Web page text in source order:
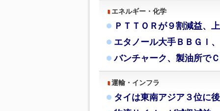
エネルギー・化学
ＰＴＴＯＲが９割減益、
エタノール大手ＢＢＧＩ
バンチャーク、製油所で
運輸・インフラ
タイは東南アジア３位に